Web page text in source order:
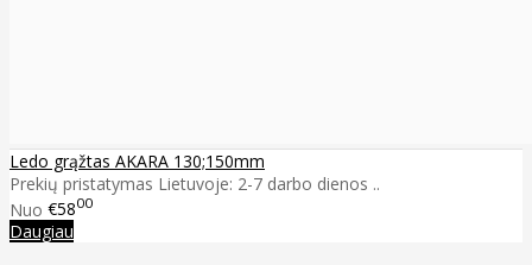
Ledo grąžtas AKARA 130;150mm
Prekių pristatymas Lietuvoje: 2-7 darbo dienos ..
Nuo €5800
Daugiau